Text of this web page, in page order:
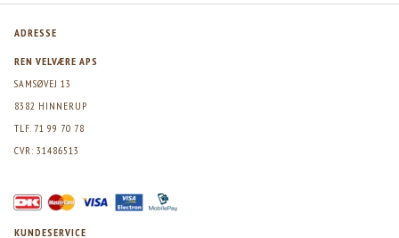
ADRESSE
REN VELVÆRE APS
SAMSØVEJ 13
8382 HINNERUP
TLF. 71 99 70 78
CVR: 31486513
KUNDESERVICE